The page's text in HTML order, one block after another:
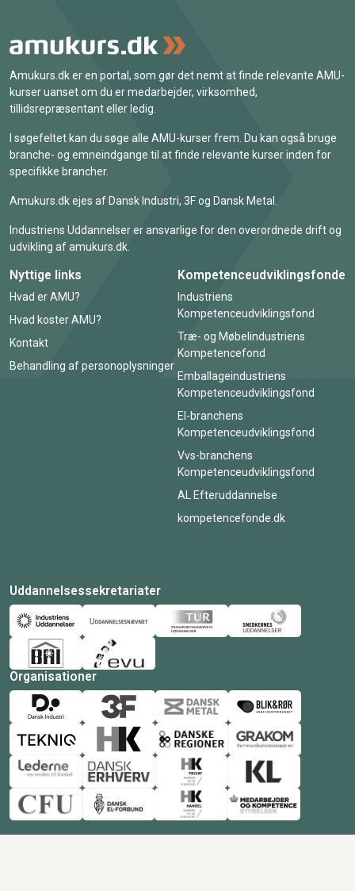
Amukurs.dk er en portal, som gør det nemt at finde relevante AMU-
kurser uanset om du er medarbejder, virksomhed,
tillidsrepræsentant eller ledig.
I søgefeltet kan du søge alle AMU-kurser frem. Du kan også bruge
branche- og emneindgange til at finde relevante kurser inden for
specifikke brancher.
Amukurs.dk ejes af Dansk Industri, 3F og Dansk Metal.
Industriens Uddannelser er ansvarlige for den overordnede drift og
udvikling af amukurs.dk.
Nyttige links
Hvad er AMU?
Hvad koster AMU?
Kontakt
Behandling af personoplysninger
Kompetenceudviklingsfonde
Industriens
Kompetenceudviklingsfond
Træ- og Møbelindustriens
Kompetencefond
Emballageindustriens
Kompetenceudviklingsfond
El-branchens
Kompetenceudviklingsfond
Vvs-branchens
Kompetenceudviklingsfond
AL Efteruddannelse
kompetencefonde.dk
Uddannelsessekretariater
Organisationer